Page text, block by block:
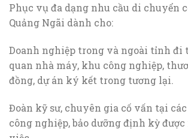
Phục vụ đa dạng nhu cầu di chuyển
Quảng Ngãi dành cho:
Doanh nghiệp trong và ngoài tỉnh đi
quan nhà máy, khu công nghiệp,
đồng, dự án ký kết trong tương lại.
Đoàn kỹ sư, chuyên gia cố vấn tại
công nghiệp, bảo dưỡng định kỳ